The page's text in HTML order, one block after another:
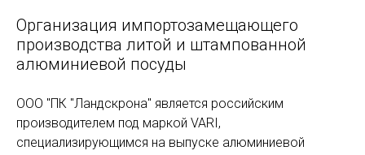
Организация импортозамещающего
производства литой и штампованной
алюминиевой посуды
ООО "ПК "Ландскрона" является российским
производителем под маркой VARI,
специализирующимся на выпуске алюминиевой